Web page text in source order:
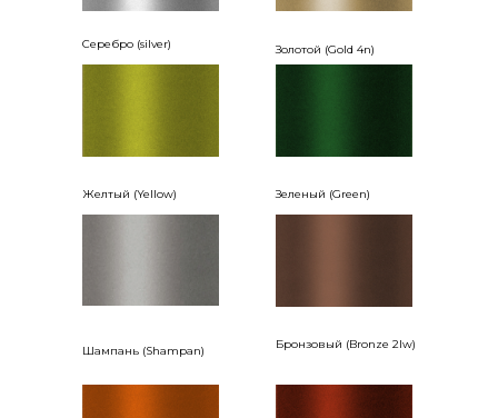
Серебро (silver)
Желтый (Yellow)
Шампань (Shampan)
Золотой (Gold 4n)
Зеленый (Green)
Бронзовый (Bronze 2lw)